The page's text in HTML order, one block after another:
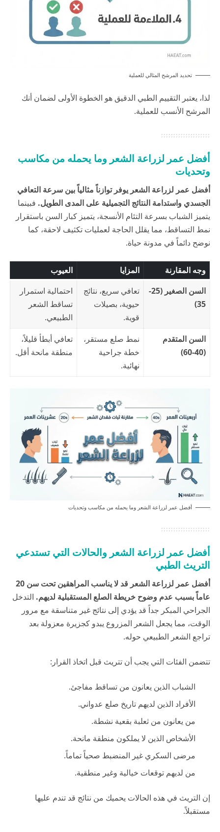
تحديد المرشح المثالي للعملية
لذا، يعتبر التقييم الطبي الدقيق هو الخطوة الأولى لضمان أنك
المرشح الأنسب للعملية.
أفضل عمر لزراعة الشعر وما يحمله من مكاسب
وتحديات
أفضل عمر لزراعة الشعر يوفر توازناً مثالياً بين سرعة التعافي
الجسدي واستدامة النتائج التجميلية على المدى الطويل. فبينما
يتميز الشباب بسرعة التئام الأنسجة، يتميز كبار السن باستقرار
نمط التساقط، مما يقلل الحاجة لعمليات تكثيف لاحقة، كما
نوضح دائماً في مدونة حياة.
وجه المقارنة المزايا
العيوب
السن الصغير (25-
35)
تعافي سريع، نتائج
حيوية، بصيلات
قوية.
احتمالية استمرار
تساقط الشعر
الطبيعي.
السن المتقدم
(40-60)
نمط صلع مستقر،
خطة جراحية
نهائية.
تعافي أبطأ قليلاً،
منطقة مانحة أقل.
أفضل عمر لزراعة الشعر وما يحمله من مكاسب وتحديات
أفضل عمر لزراعة الشعر والحالات التي تستدعي
التريث الطبي
أفضل عمر لزراعة الشعر قد لا يناسب المراهقين تحت سن 20
عاماً بسبب عدم وضوح خريطة الصلع المستقبلية لديهم. التدخل
الجراحي المبكر جداً قد يؤدي إلى نتائج غير متناسقة مع مرور
الوقت، مما يجعل الشعر المزروع يبدو كجزيرة معزولة بعد
تراجع الشعر الطبيعي حوله.
تتضمن الفئات التي يجب أن تتريث قبل اتخاذ القرار:
الشباب الذين يعانون من تساقط مفاجئ.
الأفراد الذين لديهم تاريخ صلع عدواني.
من يعانون من ثعلبة بقعية نشطة.
الأشخاص الذين لا يملكون منطقة مانحة.
مرضى السكري غير المنضبط صحياً تماماً.
من لديهم توقعات خيالية وغير منطقية.
إن التريث في هذه الحالات يحميك من نتائج قد تندم عليها
مستقبلاً.